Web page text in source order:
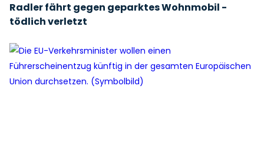
Radler fährt gegen geparktes Wohnmobil -
tödlich verletzt